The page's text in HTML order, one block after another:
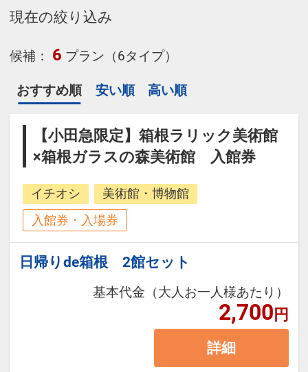
現在の絞り込み
候補： 6 プラン（6タイプ）
おすすめ順 安い順 高い順
【小田急限定】箱根ラリック美術館
×箱根ガラスの森美術館 入館券
イチオシ
美術館・博物館
入館券・入場券
日帰りde箱根 2館セット
基本代金（大人お一人様あたり）
2,700円
詳細